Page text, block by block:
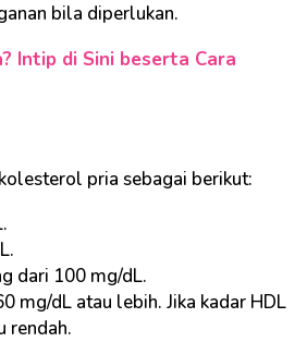
bila diperlukan.
Intip di Sini beserta Cara
pria sebagai berikut:
dari 100 mg/dL.
mg/dL atau lebih. Jika kadar HDL
rendah.